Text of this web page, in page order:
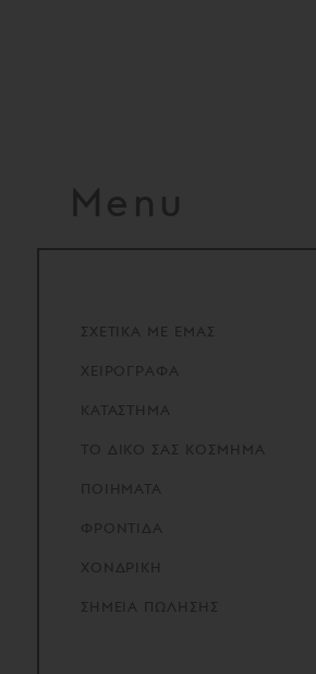
Menu
ΣΧΕΤΙΚΑ ΜΕ ΕΜΑΣ
ΧΕΙΡΟΓΡΑΦΑ
ΚΑΤΑΣΤΗΜΑ
ΤΟ ΔΙΚΟ ΣΑΣ ΚΟΣΜΗΜΑ
ΠΟΙΗΜΑΤΑ
ΦΡΟΝΤΙΔΑ
ΧΟΝΔΡΙΚΗ
ΣΗΜΕΙΑ ΠΩΛΗΣΗΣ